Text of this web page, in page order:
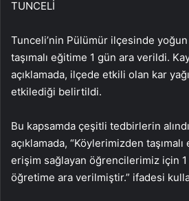
TUNCELİ
Tunceli’nin Pülümür ilçesinde yoğun
taşımalı eğitime 1 gün ara verildi.
açıklamada, ilçede etkili olan kar
etkilediği belirtildi.
Bu kapsamda çeşitli tedbirlerin
açıklamada, “Köylerimizden
erişim sağlayan öğrencilerimiz için
öğretime ara verilmiştir.” ifadesi